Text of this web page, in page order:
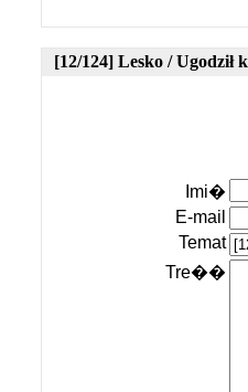
[12/124] Lesko / Ugodził
Imi�
E-mail
Temat
Tre��